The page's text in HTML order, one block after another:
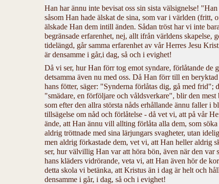
Han har ännu inte bevisat oss sin sista välsignelse!
såsom Han hade älskat de sina, som var i världen (fritt,
älskade Han dem intill änden. Sådan tröst har vi inte
begränsade erfarenhet, nej, allt ifrån världens skapelse,
tidelängd, går samma erfarenhet av vår Herres Jesu
är densamme i går,i dag, så och i evighet!
Då vi ser, hur Han förr tog emot syndare, förlåtande de
detsamma även nu med oss. Då Han förr till en
hans fötter, säger: "Synderna förlåtas dig, gå med frid";
"smädare, en förföljare och våldsverkare", blir den mest
som efter den allra största nåds erhållande ännu faller i
tillsägelse om nåd och förlåtelse - då vet vi, att på vår
ände, att Han ännu vill allting förlåta alla dem, som
aldrig tröttnade med sina lärjungars svagheter, utan
men aldrig förkastade dem, vet vi, att Han heller aldrig
ser, hur välvillig Han var att höra bön, även när den var
hans kläders vidrörande, veta vi, att Han även hör de
detta skola vi betänka, att Kristus än i dag är helt och
densamme i går, i dag, så och i evighet!